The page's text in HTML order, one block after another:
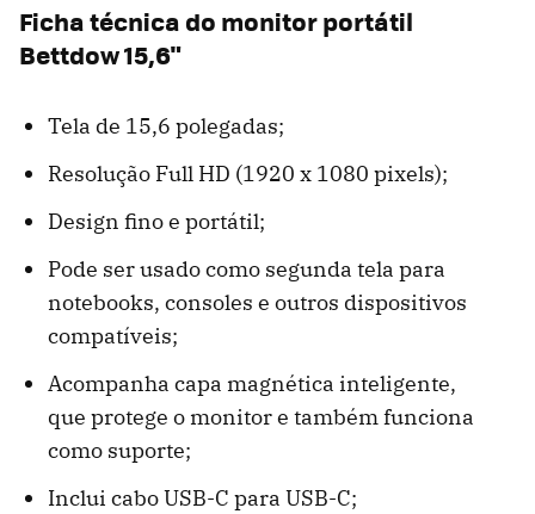
Ficha técnica do monitor portátil
Bettdow 15,6"
Tela de 15,6 polegadas;
Resolução Full HD (1920 x 1080 pixels);
Design fino e portátil;
Pode ser usado como segunda tela para
notebooks, consoles e outros dispositivos
compatíveis;
Acompanha capa magnética inteligente,
que protege o monitor e também funciona
como suporte;
Inclui cabo USB-C para USB-C;